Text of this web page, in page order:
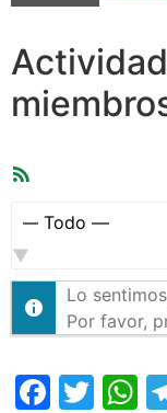
Mostrar:
Lo
Por favor,